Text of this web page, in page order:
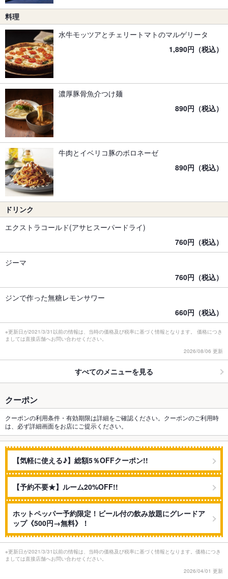
料理
水牛モッツアとチェリートマトのマルゲリータ
1,890円（税込）
濃厚豚骨魚介つけ麺
890円（税込）
牛肉とイベリコ豚のボロネーゼ
890円（税込）
ドリンク
エクストラコールド(アサヒスーパードライ)
760円（税込）
ジーマ
760円（税込）
ジンで作った無糖レモンサワー
660円（税込）
※更新日が2021/3/31以前の情報は、当時の価格及び税率に基づく情報となります。 価格につき
ましては直接店舗へお問い合わせください。
2026/08/06 更新
すべてのメニューを見る
クーポン
クーポンの利用条件・有効期限は詳細をご確認ください。クーポンのご利用時
は、必ず詳細画面をお店にご提示ください。
【気軽に使える♪】総額5％OFFクーポン!!
【予約不要★】ルーム20%OFF!!
ホットペッパー予約限定！ビール付の飲み放題にグレードア
ップ《500円→無料》！
※更新日が2021/3/31以前の情報は、当時の価格及び税率に基づく情報となります。価格につき
ましては直接店舗へお問い合わせください。
2026/04/01 更新